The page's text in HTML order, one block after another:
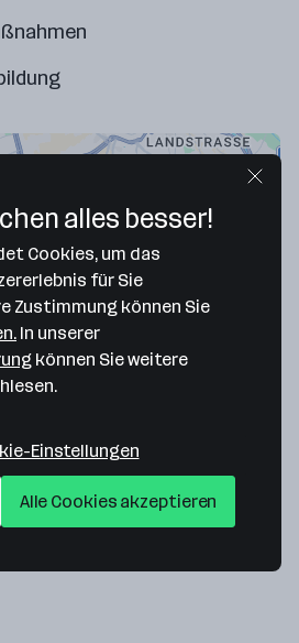
Map data ©2026 Google
alles besser!
Cookies, um das
für Sie
Zustimmung können Sie
In unserer
können Sie weitere
Einstellungen
Alle Cookies akzeptieren